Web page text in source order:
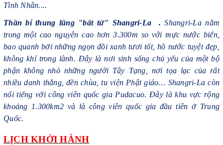
Tình Nhân....
Thần bí thung lũng "bất tử" Shangri-La . Shangri-La nằm
trong một cao nguyên cao hơn 3.300m so với mực nước biển,
bao quanh bởi những ngọn đồi xanh tươi tốt, hồ nước tuyệt đẹp,
không khí trong lành. Đây là nơi sinh sống chủ yếu của một bộ
phận không nhỏ những người Tây Tạng, nơi tọa lạc của rất
nhiều danh thắng, đền chùa, tu viện Phật giáo… Shangri-La còn
nổi tiếng với công viên quốc gia Pudacuo. Đây là khu vực rộng
khoảng 1.300km2 và là công viên quốc gia đầu tiên ở Trung
Quốc.
LỊCH KHỞI HÀNH